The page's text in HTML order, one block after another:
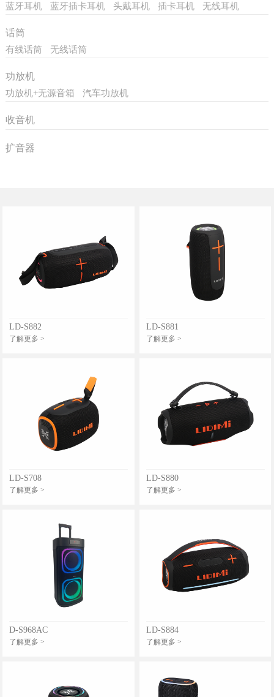
蓝牙耳机 蓝牙插卡耳机 头戴耳机 插卡耳机 无线耳机
话筒
有线话筒 无线话筒
功放机
功放机+无源音箱 汽车功放机
收音机
扩音器
LD-S882
了解更多 >
LD-S881
了解更多 >
LD-S708
了解更多 >
LD-S880
了解更多 >
D-S968AC
了解更多 >
LD-S884
了解更多 >